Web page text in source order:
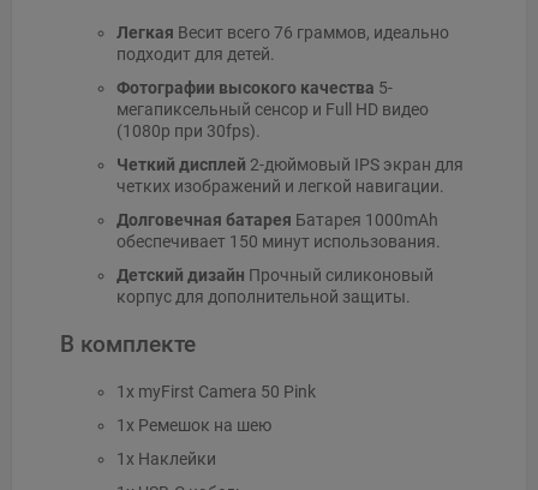
Легкая Весит всего 76 граммов, идеально
подходит для детей.
Фотографии высокого качества 5-
мегапиксельный сенсор и Full HD видео
(1080p при 30fps).
Четкий дисплей 2-дюймовый IPS экран для
четких изображений и легкой навигации.
Долговечная батарея Батарея 1000mAh
обеспечивает 150 минут использования.
Детский дизайн Прочный силиконовый
корпус для дополнительной защиты.
В комплекте
1x myFirst Camera 50 Pink
1x Ремешок на шею
1x Наклейки